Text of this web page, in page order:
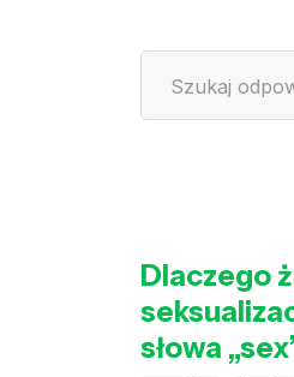
Dlaczego
słowa